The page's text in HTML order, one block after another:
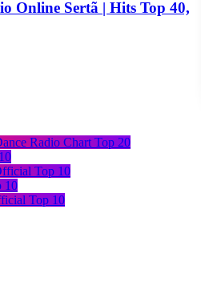
Radio Chart Top 20
Top 10
10
Top 10